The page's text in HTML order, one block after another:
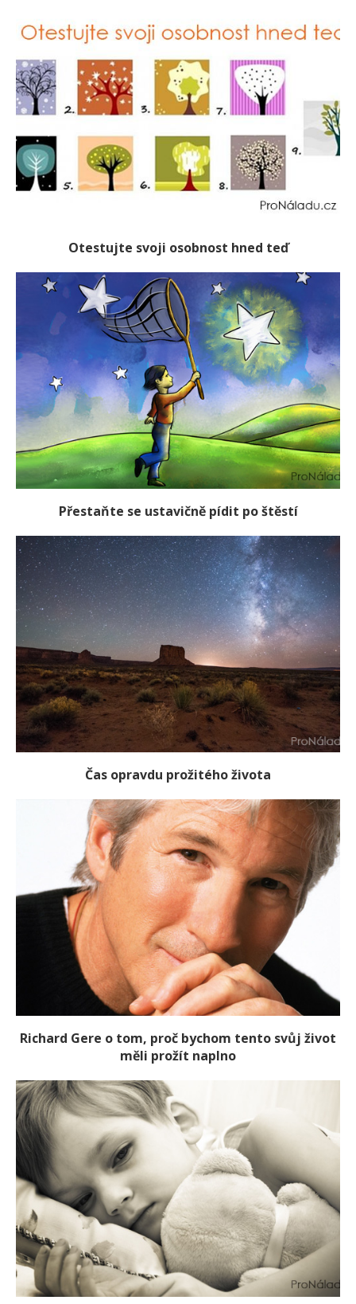
Otestujte svoji osobnost hned teď
Přestaňte se ustavičně pídit po štěstí
Čas opravdu prožitého života
Richard Gere o tom, proč bychom tento svůj život
měli prožít naplno